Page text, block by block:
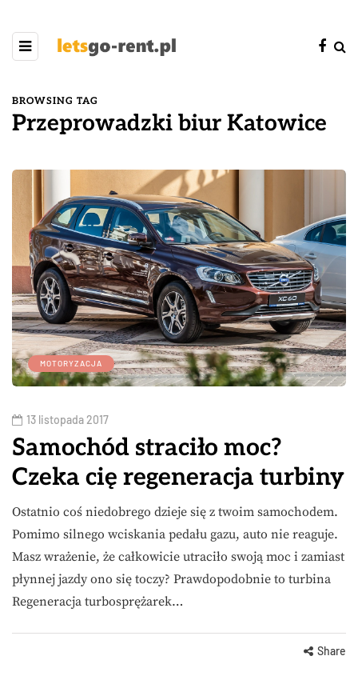
BROWSING TAG
Przeprowadzki biur Katowice
MOTORYZACJA
13 listopada 2017
Samochód straciło moc?
Czeka cię regeneracja turbiny
Ostatnio coś niedobrego dzieje się z twoim samochodem.
Pomimo silnego wciskania pedału gazu, auto nie reaguje.
Masz wrażenie, że całkowicie utraciło swoją moc i zamiast
płynnej jazdy ono się toczy? Prawdopodobnie to turbina
Regeneracja turbosprężarek…
Share